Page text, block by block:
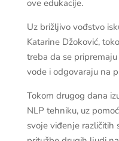
ove edukacije.
Uz brižljivo vođstvo
Katarine Džoković,
treba da se
vode i odgovaraju na
Tokom drugog dana
NLP tehniku, uz
svoje viđenje različitih